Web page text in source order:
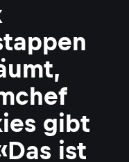
gibt
ist